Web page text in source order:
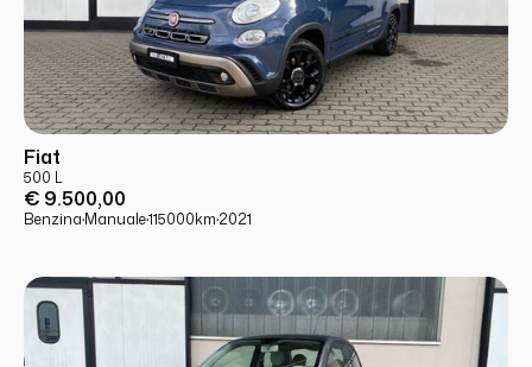
USATO
Fiat
500 L
€ 9.500,00
Benzina·Manuale·115000km·2021